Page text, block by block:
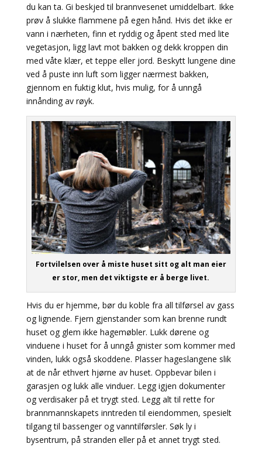
du kan ta. Gi beskjed til brannvesenet umiddelbart. Ikke
prøv å slukke flammene på egen hånd. Hvis det ikke er
vann i nærheten, finn et ryddig og åpent sted med lite
vegetasjon, ligg lavt mot bakken og dekk kroppen din
med våte klær, et teppe eller jord. Beskytt lungene dine
ved å puste inn luft som ligger nærmest bakken,
gjennom en fuktig klut, hvis mulig, for å unngå
innånding av røyk.
Fortvilelsen over å miste huset sitt og alt man eier
er stor, men det viktigste er å berge livet.
Hvis du er hjemme, bør du koble fra all tilførsel av gass
og lignende. Fjern gjenstander som kan brenne rundt
huset og glem ikke hagemøbler. Lukk dørene og
vinduene i huset for å unngå gnister som kommer med
vinden, lukk også skoddene. Plasser hageslangene slik
at de når ethvert hjørne av huset. Oppbevar bilen i
garasjen og lukk alle vinduer. Legg igjen dokumenter
og verdisaker på et trygt sted. Legg alt til rette for
brannmannskapets inntreden til eiendommen, spesielt
tilgang til bassenger og vanntilførsler. Søk ly i
bysentrum, på stranden eller på et annet trygt sted.